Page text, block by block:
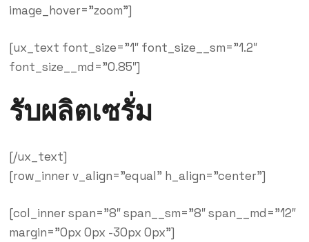
image_hover=”zoom”]
[ux_text font_size=”1″ font_size__sm=”1.2″
font_size__md=”0.85″]
รับผลิตเซรั่ม
[/ux_text]
[row_inner v_align=”equal” h_align=”center”]
[col_inner span=”8″ span__sm=”8″ span__md=”12″
margin=”0px 0px -30px 0px”]